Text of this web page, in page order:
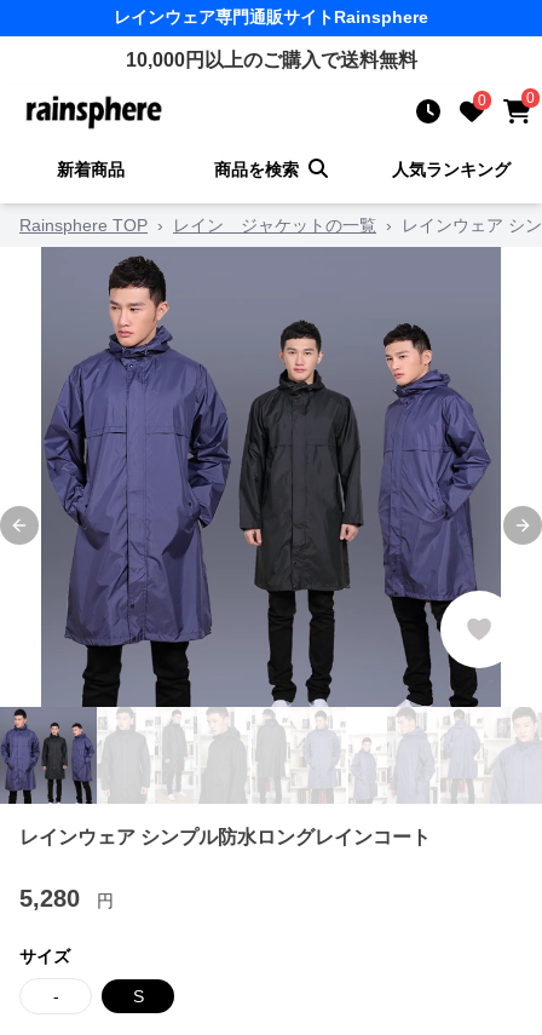
レインウェア専門通販サイトRainsphere
10,000円以上のご購入で送料無料
0 0
新着商品 商品を検索 人気ランキング
Rainsphere TOP › レイン ジャケットの一覧 › レインウェア シ
Previous slide
レインウェア シンプル防水ロングレインコート
5,280 円
サイズ
- S